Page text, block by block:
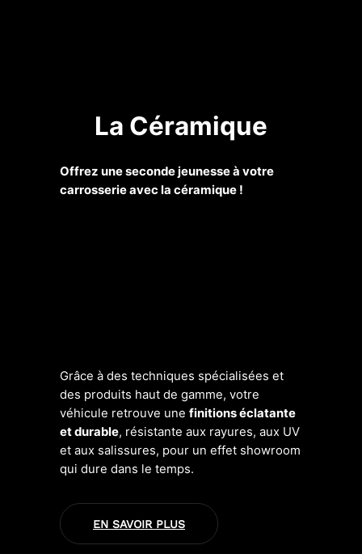
La Céramique
Offrez une seconde jeunesse à votre
carrosserie avec la céramique !
Grâce à des techniques spécialisées et
des produits haut de gamme, votre
véhicule retrouve une finitions éclatante
et durable, résistante aux rayures, aux UV
et aux salissures, pour un effet showroom
qui dure dans le temps.
EN SAVOIR PLUS